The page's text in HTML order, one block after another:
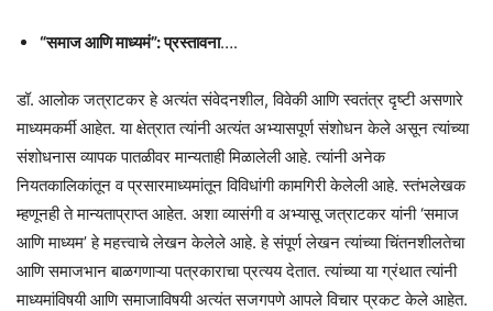
“समाज आणि माध्यमं”: प्रस्तावना….
डॉ. आलोक जत्राटकर हे अत्यंत संवेदनशील, विवेकी आणि स्वतंत्र दृष्टी असणारे
माध्यमकर्मी आहेत. या क्षेत्रात त्यांनी अत्यंत अभ्यासपूर्ण संशोधन केले असून त्यांच्या
संशोधनास व्यापक पातळीवर मान्यताही मिळालेली आहे. त्यांनी अनेक
नियतकालिकांतून व प्रसारमाध्यमांतून विविधांगी कामगिरी केलेली आहे. स्तंभलेखक
म्हणूनही ते मान्यताप्राप्त आहेत. अशा व्यासंगी व अभ्यासू जत्राटकर यांनी ‘समाज
आणि माध्यम’ हे महत्त्वाचे लेखन केलेले आहे. हे संपूर्ण लेखन त्यांच्या चिंतनशीलतेचा
आणि समाजभान बाळगणाऱ्या पत्रकाराचा प्रत्यय देतात. त्यांच्या या ग्रंथात त्यांनी
माध्यमांविषयी आणि समाजाविषयी अत्यंत सजगपणे आपले विचार प्रकट केले आहेत.